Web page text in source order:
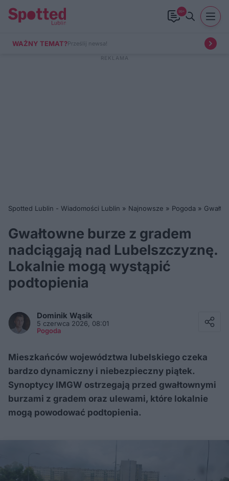
99+
WAŻNY TEMAT?Prześlij newsa!
Spotted Lublin - Wiadomości Lublin » Najnowsze » Pogoda »
Gwałtowne burze z gradem
nadciągają nad Lubelszczyznę.
Lokalnie mogą wystąpić
podtopienia
Dominik Wąsik
5 czerwca 2026, 08:01
Pogoda
Mieszkańców województwa lubelskiego czeka
bardzo dynamiczny i niebezpieczny piątek.
Synoptycy IMGW ostrzegają przed gwałtownymi
burzami z gradem oraz ulewami, które lokalnie
mogą powodować podtopienia.